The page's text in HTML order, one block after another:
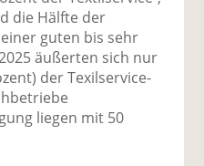
die Hälfte der
guten bis sehr
äußerten sich nur
der Texilservice-
liegen mit 50